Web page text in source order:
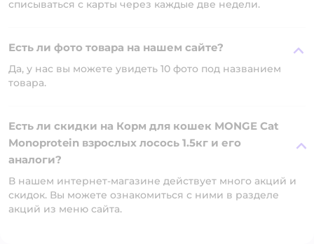
списываться с карты через каждые две недели.
Есть ли фото товара на нашем сайте?
Да, у нас вы можете увидеть 10 фото под названием
товара.
Есть ли скидки на Корм для кошек MONGE Cat
Monoprotein взрослых лосось 1.5кг и его
аналоги?
В нашем интернет-магазине действует много акций и
скидок. Вы можете ознакомиться с ними в разделе
акций из меню сайта.